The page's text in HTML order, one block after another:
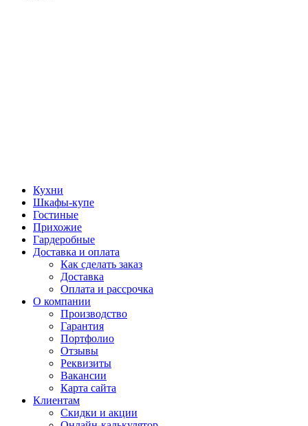
Кухни
Шкафы-купе
Гостиные
Прихожие
Гардеробные
Доставка и оплата
Как сделать заказ
Доставка
Оплата и рассрочка
О компании
Производство
Гарантия
Портфолио
Отзывы
Реквизиты
Вакансии
Карта сайта
Клиентам
Скидки и акции